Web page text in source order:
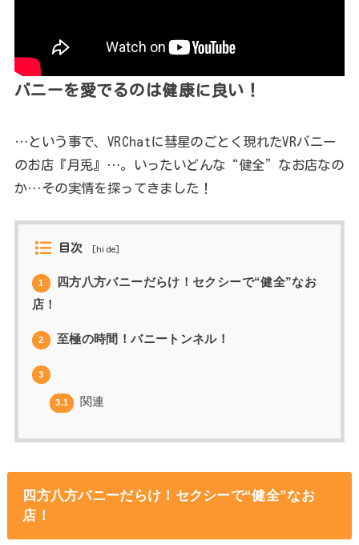
バニーを愛でるのは健康に良い！
…という事で、VRChatに彗星のごとく現れたVRバニー
のお店『月兎』…。いったいどんな“健全”なお店なの
か…その実情を探ってきました！
目次 [hide]
1
四方八方バニーだらけ！セクシーで“健全”なお
店！
2 至極の時間！バニートンネル！
3
3.1 関連
四方八方バニーだらけ！セクシーで“健全”なお
店！